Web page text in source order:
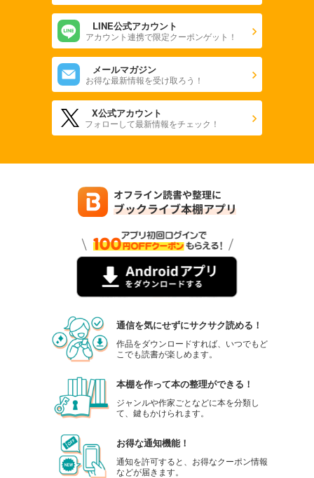
LINE公式アカウント
アカウント連携で限定クーポンゲット！
メールマガジン
お得な最新情報を受け取ろう！
X公式アカウント
フォローして最新情報をチェック！
通信を気にせずにサクサク読める！
作品をダウンロードすれば、いつでもど
こでも読書が楽しめます。
本棚を作って本の整理ができる！
ジャンルや作家ごとなどに本を分類し
て、鍵もかけられます。
お得な通知機能！
通知を許可すると、お得なクーポン情報
などが届きます。